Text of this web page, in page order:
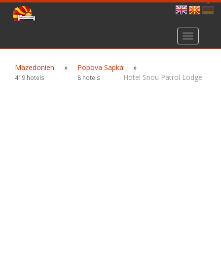
Toggle
navigation
Mazedonien
419 hotels
» Popova Sapka
8 hotels
»
Hotel Snou Patrol Lodge